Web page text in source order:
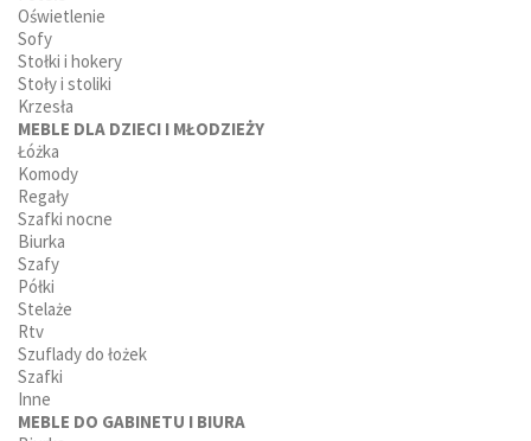
Oświetlenie
Sofy
Stołki i hokery
Stoły i stoliki
Krzesła
MEBLE DLA DZIECI I MŁODZIEŻY
Łóżka
Komody
Regały
Szafki nocne
Biurka
Szafy
Półki
Stelaże
Rtv
Szuflady do łożek
Szafki
Inne
MEBLE DO GABINETU I BIURA